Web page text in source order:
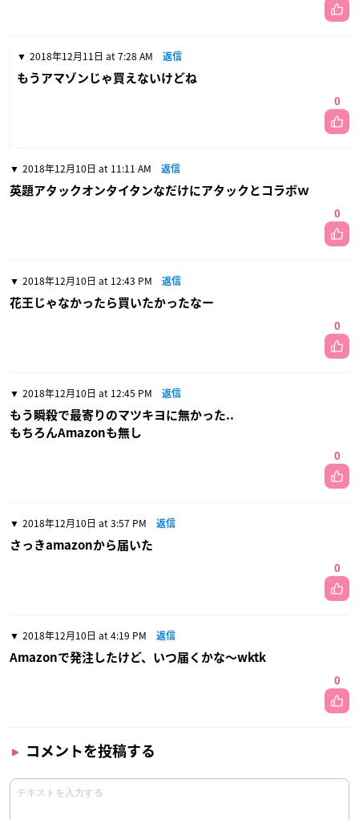
2018年12月11日 at 7:28 AM 返信
もうアマゾンじゃ買えないけどね
0
2018年12月10日 at 11:11 AM 返信
英題アタックオンタイタンなだけにアタックとコラボｗ
0
2018年12月10日 at 12:43 PM 返信
花王じゃなかったら買いたかったなー
0
2018年12月10日 at 12:45 PM 返信
もう瞬殺で最寄りのマツキヨに無かった..
もちろんAmazonも無し
0
2018年12月10日 at 3:57 PM 返信
さっきamazonから届いた
0
2018年12月10日 at 4:19 PM 返信
Amazonで発注したけど、いつ届くかな〜wktk
0
コメントを投稿する